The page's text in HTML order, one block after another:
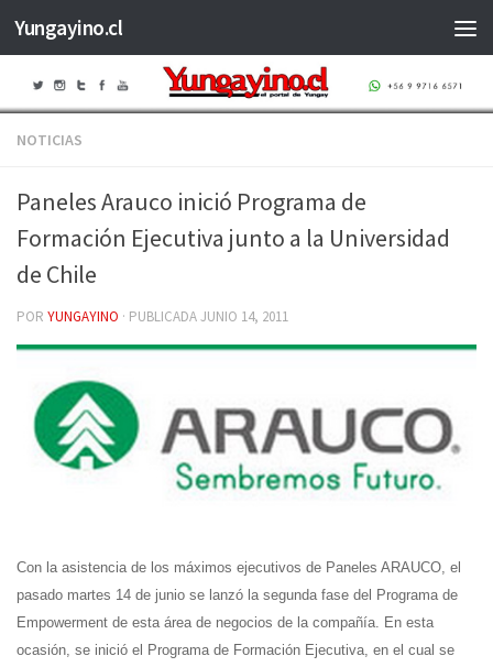
Saltar al contenido
Yungayino.cl
NOTICIAS
Paneles Arauco inició Programa de
Formación Ejecutiva junto a la Universidad
de Chile
POR YUNGAYINO · PUBLICADAJUNIO 14, 2011
Con la asistencia de los máximos ejecutivos de Paneles ARAUCO, el
pasado martes 14 de junio se lanzó la segunda fase del Programa de
Empowerment de esta área de negocios de la compañía. En esta
ocasión, se inició el Programa de Formación Ejecutiva, en el cual se